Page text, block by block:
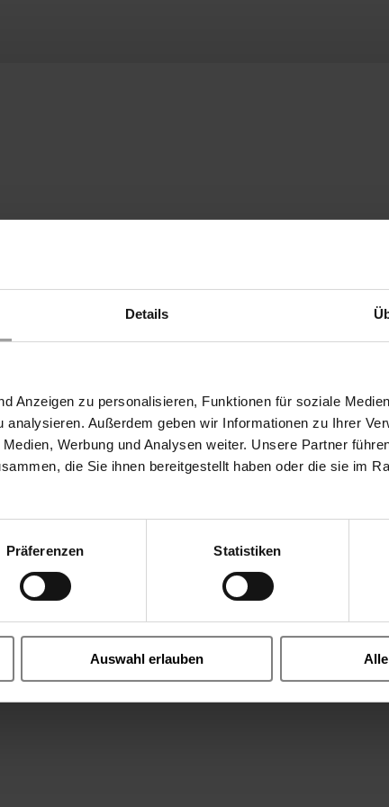
Details
Anzeigen zu personalisieren, Funktionen für soziale
analysieren. Außerdem geben wir Informationen zu Ihrer
Werbung und Analysen weiter. Unsere Partner
die Sie ihnen bereitgestellt haben oder die sie im
Präferenzen Statistiken
Auswahl erlauben
smerende media tot 40 bar. Wisselventielen van het
Afsluiter met afdichting van FKM, optioneel EPDM/
en de afsluitmogelijkheid in alle richtingen.
Temperatuur
-10 °C tot 100 °C
media, Slijpolie met vuil en slijpdeeltjes, Ammoniak NH3,
koolzaadmethylester (RME), Air, Natriumsilicaat